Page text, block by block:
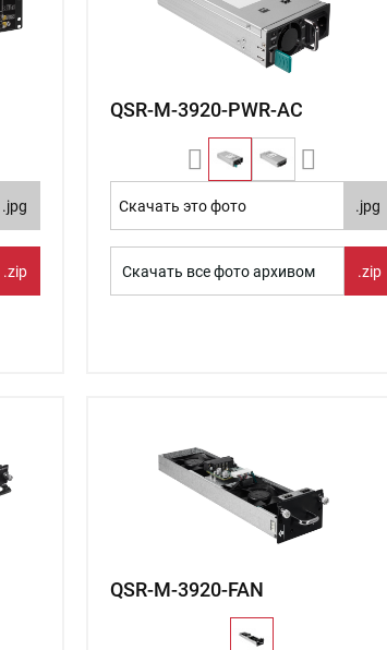
.jpg
.zip
QSR-M-3920-PWR-AC
Скачать это фото .jpg
Скачать все фото архивом .zip
QSR-M-3920-FAN